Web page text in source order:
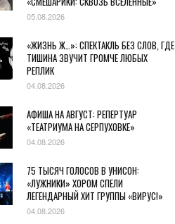
05.08.2026
«ЖИЗНЬ Ж…»: СПЕКТАКЛЬ БЕЗ СЛОВ, ГДЕ
ТИШИНА ЗВУЧИТ ГРОМЧЕ ЛЮБЫХ
РЕПЛИК
04.08.2026
АФИША НА АВГУСТ: РЕПЕРТУАР
«ТЕАТРИУМА НА СЕРПУХОВКЕ»
04.08.2026
75 ТЫСЯЧ ГОЛОСОВ В УНИСОН:
«ЛУЖНИКИ» ХОРОМ СПЕЛИ
ЛЕГЕНДАРНЫЙ ХИТ ГРУППЫ «ВИРУС!»
04.08.2026